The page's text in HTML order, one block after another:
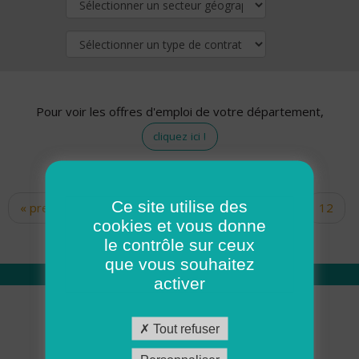
Pour voir les offres d'emploi de votre département,
cliquez ici !
Pages
« premier ‹ précédent … 10
12
14 15 16 17
Qui sommes nous
Académie ADMR
Ce site utilise des
cookies et vous donne
le contrôle sur ceux
que vous souhaitez
activer
Tout refuser